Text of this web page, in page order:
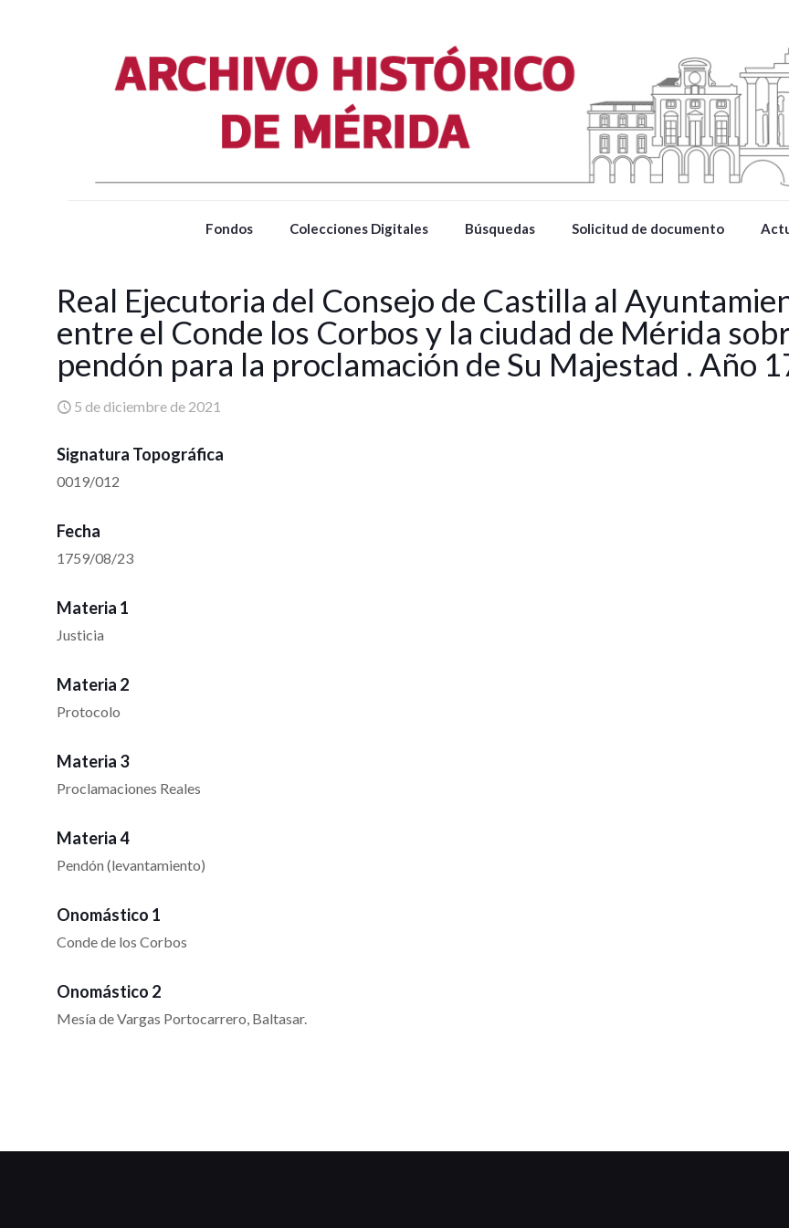
Fondos Colecciones Digitales Búsquedas Solicitud de documento
Real Ejecutoria del Consejo de Castilla al
entre el Conde los Corbos y la ciudad de Mérida
pendón para la proclamación de Su Majestad . Año
5 de diciembre de 2021
Signatura Topográfica
0019/012
Fecha
1759/08/23
Materia 1
Justicia
Materia 2
Protocolo
Materia 3
Proclamaciones Reales
Materia 4
Pendón (levantamiento)
Onomástico 1
Conde de los Corbos
Onomástico 2
Mesía de Vargas Portocarrero, Baltasar.